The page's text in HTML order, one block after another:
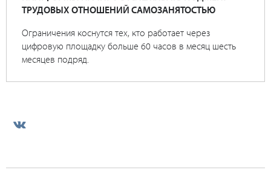
ТРУДОВЫХ ОТНОШЕНИЙ САМОЗАНЯТОСТЬЮ
Ограничения коснутся тех, кто работает через
цифровую площадку больше 60 часов в месяц шесть
месяцев подряд.